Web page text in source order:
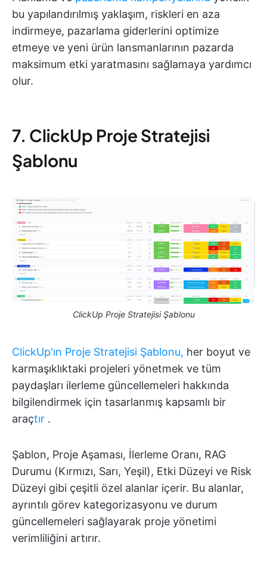
bu yapılandırılmış yaklaşım, riskleri en aza
indirmeye, pazarlama giderlerini optimize
etmeye ve yeni ürün lansmanlarının pazarda
maksimum etki yaratmasını sağlamaya yardımcı
olur.
7. ClickUp Proje Stratejisi
Şablonu
ClickUp Proje Stratejisi Şablonu
ClickUp'ın Proje Stratejisi Şablonu, her boyut ve
karmaşıklıktaki projeleri yönetmek ve tüm
paydaşları ilerleme güncellemeleri hakkında
bilgilendirmek için tasarlanmış kapsamlı bir
araçtır .
Şablon, Proje Aşaması, İlerleme Oranı, RAG
Durumu (Kırmızı, Sarı, Yeşil), Etki Düzeyi ve Risk
Düzeyi gibi çeşitli özel alanlar içerir. Bu alanlar,
ayrıntılı görev kategorizasyonu ve durum
güncellemeleri sağlayarak proje yönetimi
verimliliğini artırır.